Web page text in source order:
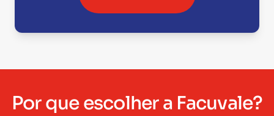
Por que escolher a Facuvale?